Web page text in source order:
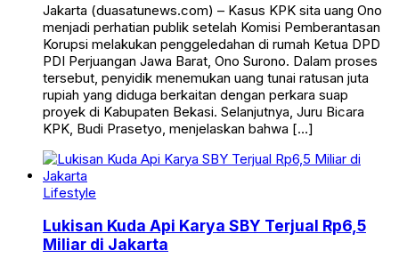
Jakarta (duasatunews.com) – Kasus KPK sita uang Ono
menjadi perhatian publik setelah Komisi Pemberantasan
Korupsi melakukan penggeledahan di rumah Ketua DPD
PDI Perjuangan Jawa Barat, Ono Surono. Dalam proses
tersebut, penyidik menemukan uang tunai ratusan juta
rupiah yang diduga berkaitan dengan perkara suap
proyek di Kabupaten Bekasi. Selanjutnya, Juru Bicara
KPK, Budi Prasetyo, menjelaskan bahwa […]
Lifestyle
Lukisan Kuda Api Karya SBY Terjual Rp6,5
Miliar di Jakarta